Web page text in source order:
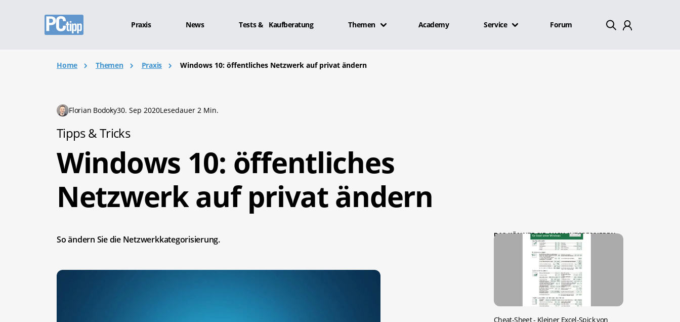
Praxis News Tests & Kaufberatung Themen Academy Service Forum
Home Themen Praxis Windows 10: öffentliches Netzwerk auf privat ändern
Florian Bodoky30. Sep 2020Lesedauer 2 Min.
Tipps & Tricks
Windows 10: öffentliches
Netzwerk auf privat ändern
So ändern Sie die Netzwerkkategorisierung. DAS KÖNNTE SIE AUCH INTERESSIEREN:
Cheat-Sheet - Kleiner Excel-Spick von